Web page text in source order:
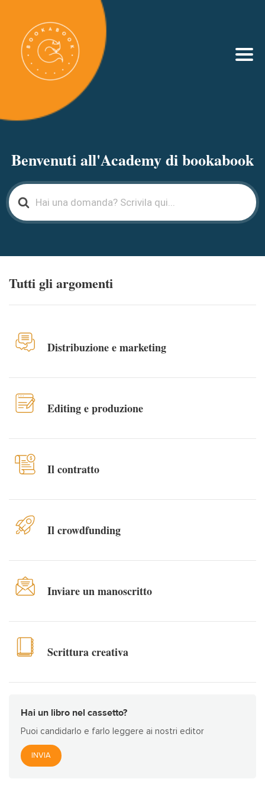
Benvenuti all'Academy di bookabook
Search
For
Tutti gli argomenti
Distribuzione e marketing
Editing e produzione
Il contratto
Il crowdfunding
Inviare un manoscritto
Scrittura creativa
Hai un libro nel cassetto?
Puoi candidarlo e farlo leggere ai nostri editor
INVIA